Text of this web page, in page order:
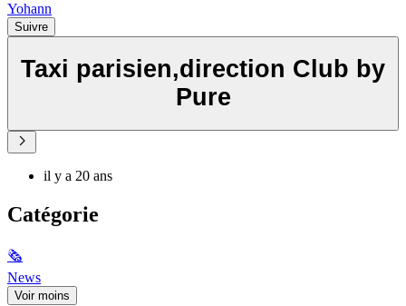
Yohann
Suivre
Taxi parisien,direction Club by
Pure
il y a 20 ans
Catégorie
🗞
News
Voir moins